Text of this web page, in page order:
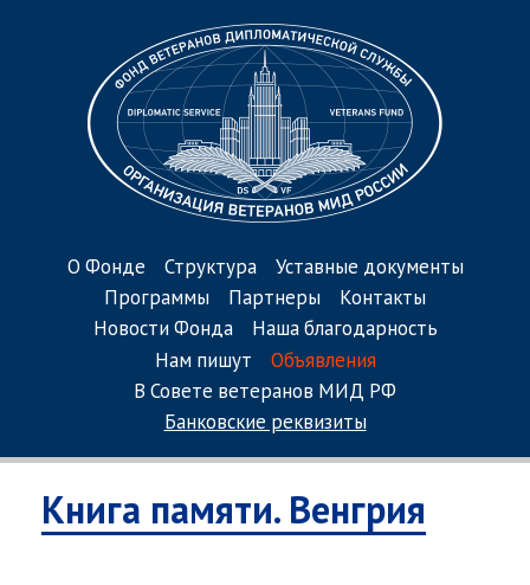
О Фонде Структура
Уставные документы
Программы
Партнеры
Контакты
Новости Фонда
Наша благодарность
Нам пишут
Объявления
В Совете ветеранов МИД РФ
Банковские реквизиты
Книга памяти. Венгрия